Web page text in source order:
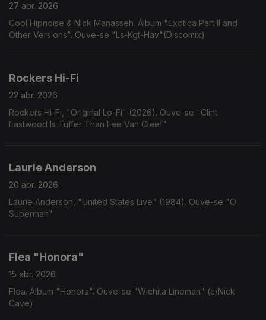
27 abr. 2026
Cool Hipnoise & Nick Manasseh. Álbum "Exotica Part II and
Other Versions". Ouve-se "Ls-Kgt-Hav"(Discomix)
Rockers Hi-Fi
22 abr. 2026
Rockers Hi-Fi, "Original Lo-Fi" (2026). Ouve-se "Clint
Eastwood Is Tuffer Than Lee Van Cleef"
Laurie Anderson
20 abr. 2026
Laurie Anderson, "United States Live" (1984). Ouve-se "O
Superman"
Flea "Honora"
15 abr. 2026
Flea. Álbum "Honora". Ouve-se "Wichita Lineman" (c/Nick
Cave)